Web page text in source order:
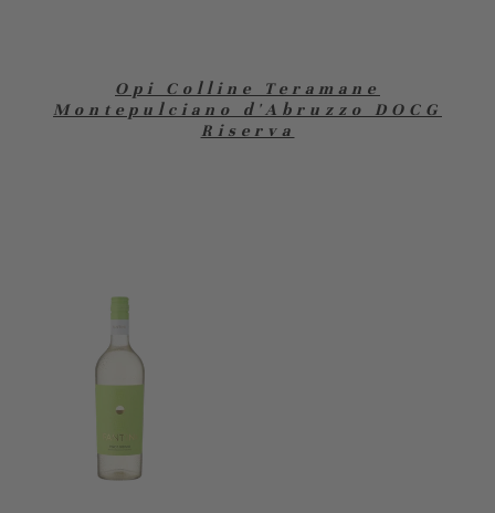
Opi Colline Teramane
Montepulciano d'Abruzzo DOCG
Riserva